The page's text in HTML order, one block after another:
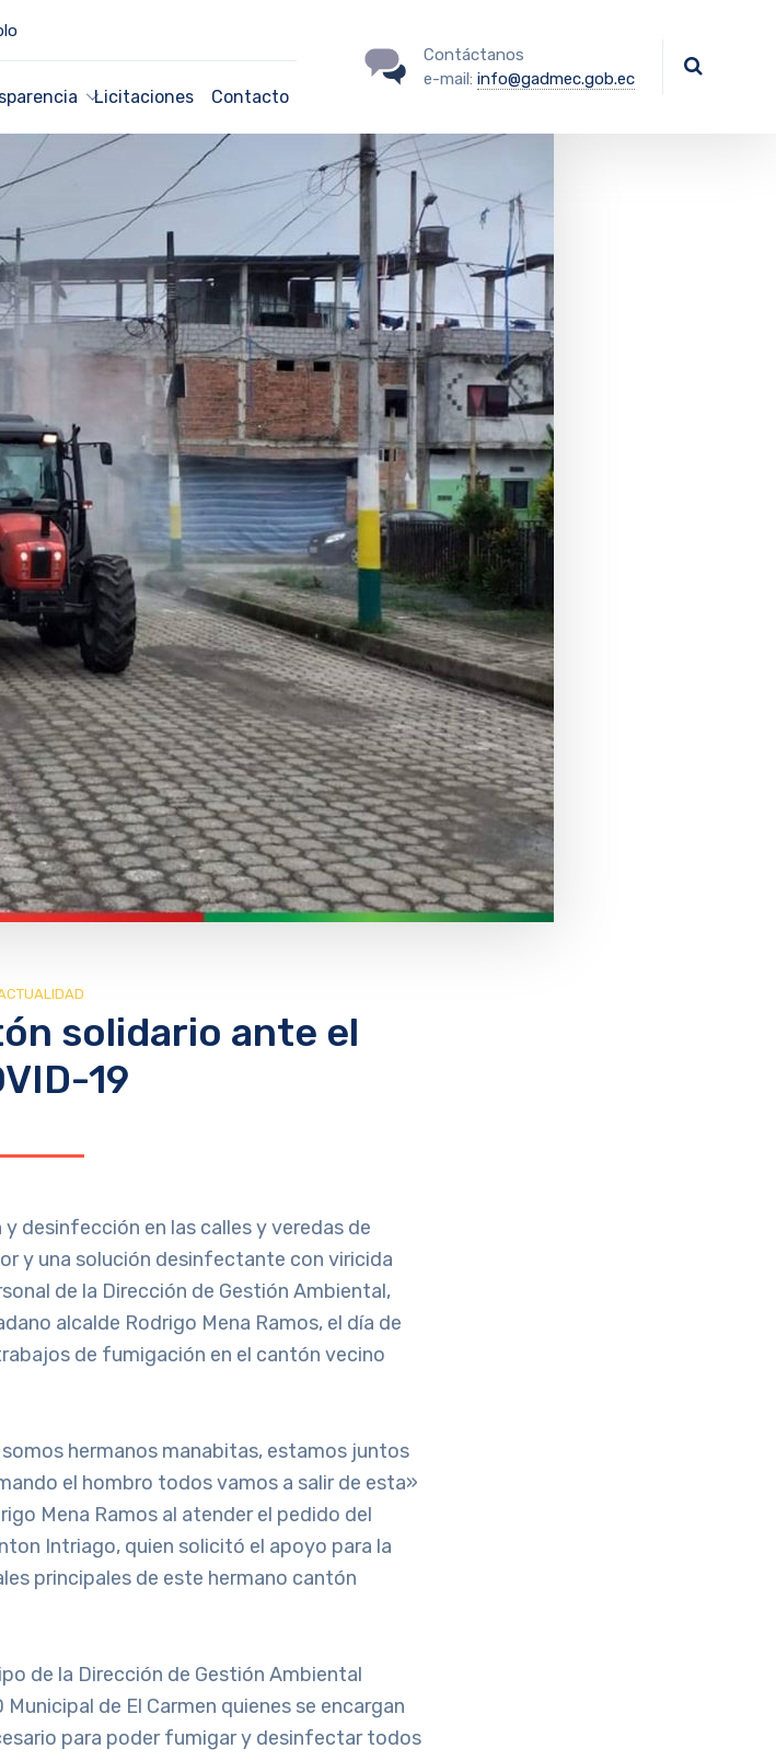
Licitaciones Contacto
Contáctanos
e-mail: info@gadmec.gob.ec
solidario ante el
19
desinfección en las calles y veredas de
y una solución desinfectante con viricida
de la Dirección de Gestión Ambiental,
alcalde Rodrigo Mena Ramos, el día de
de fumigación en el cantón vecino
hermanos manabitas, estamos juntos
el hombro todos vamos a salir de esta»
Mena Ramos al atender el pedido del
Intriago, quien solicitó el apoyo para la
principales de este hermano cantón
de la Dirección de Gestión Ambiental
de El Carmen quienes se encargan
para poder fumigar y desinfectar todos